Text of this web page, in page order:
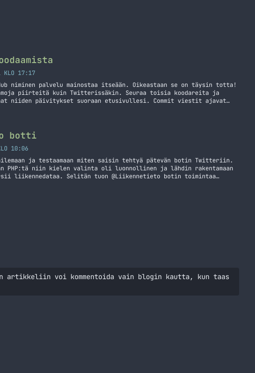
KLO 17:17
niminen palvelu mainostaa itseään. Oikeastaan se on täysin totta!
piirteitä kuin Twitterissäkin. Seuraa toisia koodareita ja
niiden päivitykset suoraan etusivullesi. Commit viestit ajavat
Hieno systeemi koodarille.
botti
10:06
ja testaamaan miten saisin tehtyä pätevän botin Twitteriin.
PHP:tä niin kielen valinta oli luonnollinen ja lähdin rakentamaan
liikennedataa. Selitän tuon @Liikennetieto botin toimintaa
miten se tekee sen ja mitä ominaisuuksia siinä käytännössä
skripti tarkastaan onko tullut uusia… Jatka lukemista
artikkeliin voi kommentoida vain blogin kautta, kun taas